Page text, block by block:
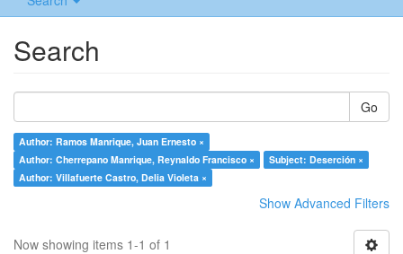
Search
Go
Author: Ramos Manrique, Juan Ernesto ×
Author: Cherrepano Manrique, Reynaldo Francisco ×
Subject: Deserción ×
Author: Villafuerte Castro, Delia Violeta ×
Show Advanced Filters
Now showing items 1-1 of 1